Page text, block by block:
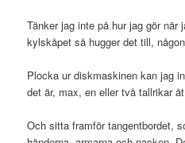
Tänker jag inte på hur jag gör
kylskåpet så hugger det till,
Plocka ur diskmaskinen kan jag
det är, max, en eller två tallrikar
Och sitta framför tangentbordet,